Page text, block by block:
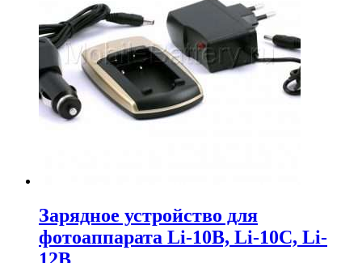
Зарядное устройство для
фотоаппарата Li-10B, Li-10C, Li-
12B